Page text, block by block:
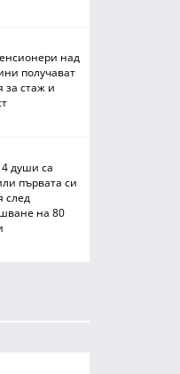
над
получават
за стаж и
души са
първата си
след
на 80